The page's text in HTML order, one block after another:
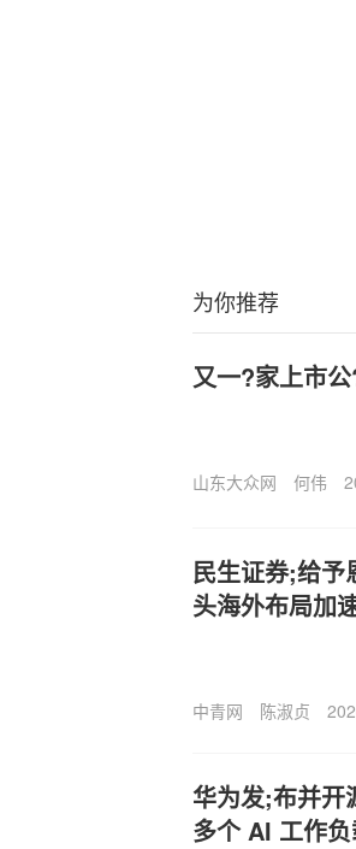
为你推荐
又一?家上市
山东大众网 何伟
民生证券;给予
头海外布局加
中青网 陈淑贞
华为发;布并开
多个 AI 工作